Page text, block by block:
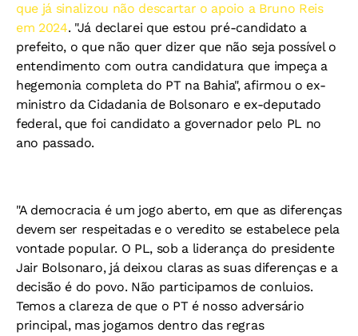
que já sinalizou não descartar o apoio a Bruno Reis
em 2024. "Já declarei que estou pré-candidato a
prefeito, o que não quer dizer que não seja possível o
entendimento com outra candidatura que impeça a
hegemonia completa do PT na Bahia", afirmou o ex-
ministro da Cidadania de Bolsonaro e ex-deputado
federal, que foi candidato a governador pelo PL no
ano passado.
"A democracia é um jogo aberto, em que as diferenças
devem ser respeitadas e o veredito se estabelece pela
vontade popular. O PL, sob a liderança do presidente
Jair Bolsonaro, já deixou claras as suas diferenças e a
decisão é do povo. Não participamos de conluios.
Temos a clareza de que o PT é nosso adversário
principal, mas jogamos dentro das regras